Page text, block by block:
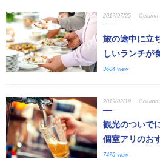
2017/07/25 Column
旅の途中に立
しいランチが
3604 view
2019/02/19 Column
観光のついで
個室アリのお
7475 view